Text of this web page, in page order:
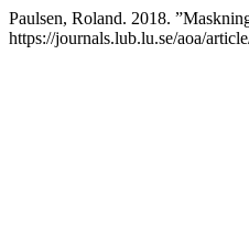
Paulsen, Roland. 2018.
https://journals.lub.lu.se/aoa/